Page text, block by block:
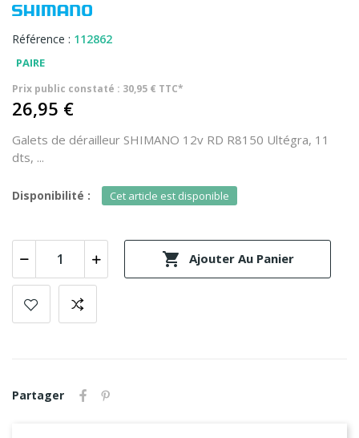
Référence : 112862
PAIRE
Prix public constaté : 30,95 € TTC*
26,95 €
Galets de dérailleur SHIMANO 12v RD R8150 Ultégra, 11
dts, ...
Disponibilité : Cet article est disponible
 Ajouter Au Panier
Partager